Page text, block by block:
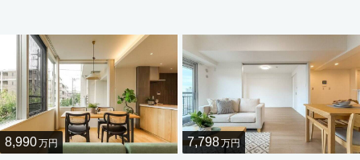
8,990万円 7,798万円